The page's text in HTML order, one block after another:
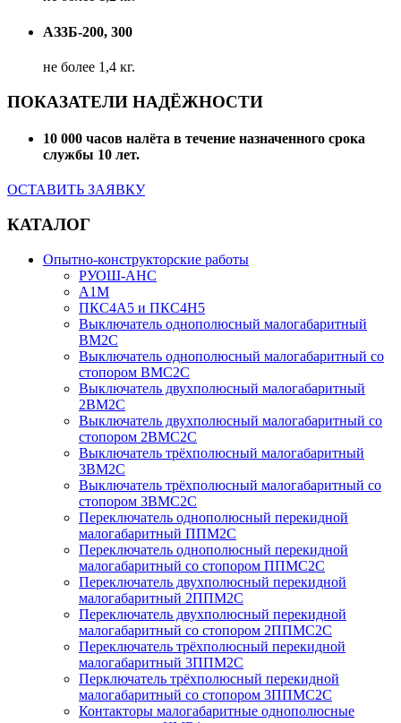
АЗ3Б-200, 300
не более 1,4 кг.
ПОКАЗАТЕЛИ НАДЁЖНОСТИ
10 000 часов налёта в течение назначенного срока
службы 10 лет.
ОСТАВИТЬ ЗАЯВКУ
КАТАЛОГ
Опытно-конструкторские работы
РУОШ-АНС
А1М
ПКС4А5 и ПКС4Н5
Выключатель однополюсный малогабаритный
ВМ2С
Выключатель однополюсный малогабаритный со
стопором ВМС2С
Выключатель двухполюсный малогабаритный
2ВМ2С
Выключатель двухполюсный малогабаритный со
стопором 2ВМС2С
Выключатель трёхполюсный малогабаритный
3ВМ2С
Выключатель трёхполюсный малогабаритный со
стопором 3ВМС2С
Переключатель однополюсный перекидной
малогабаритный ППМ2С
Переключатель однополюсный перекидной
малогабаритный со стопором ППМС2С
Переключатель двухполюсный перекидной
малогабаритный 2ППМ2С
Переключатель двухполюсный перекидной
малогабаритный со стопором 2ППМС2С
Переключатель трёхполюсный перекидной
малогабаритный 3ППМ2С
Перключатель трёхполюсный перекидной
малогабаритный со стопором 3ППМС2С
Контакторы малогабаритные однополюсные